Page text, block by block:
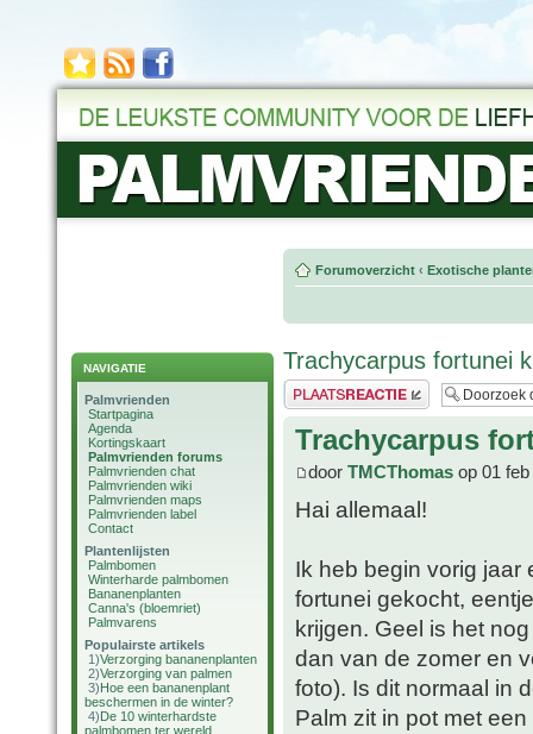
NAVIGATIE
Palmvrienden
Startpagina
Agenda
Kortingskaart
Palmvrienden forums
Palmvrienden chat
Palmvrienden wiki
Palmvrienden maps
Palmvrienden label
Contact
Plantenlijsten
Palmbomen
Winterharde palmbomen
Bananenplanten
Canna's (bloemriet)
Palmvarens
Populairste artikels
1)Verzorging bananenplanten
2)Verzorging van palmen
3)Hoe een bananenplant
beschermen in de winter?
4)De 10 winterhardste
palmbomen ter wereld
Forumoverzicht ‹ Exotische
Trachycarpus fortunei
Plaats een reactie
Trachycarpus
door TMCThomas op 01
Hai allemaal!
Ik heb begin vorig jaar
fortunei gekocht,
krijgen. Geel is het
dan van de zomer en
foto). Is dit normaal in
Palm zit in pot met